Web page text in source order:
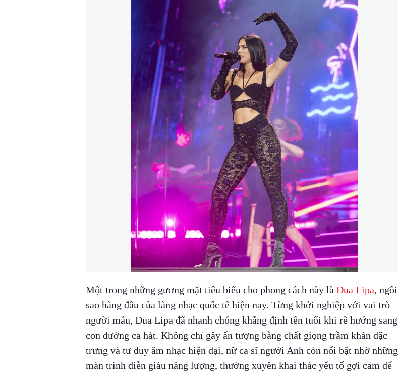
Một trong những gương mặt tiêu biểu cho phong cách này là Dua Lipa, ngôi
sao hàng đầu của làng nhạc quốc tế hiện nay. Từng khởi nghiệp với vai trò
người mẫu, Dua Lipa đã nhanh chóng khẳng định tên tuổi khi rẽ hướng sang
con đường ca hát. Không chỉ gây ấn tượng bằng chất giọng trầm khàn đặc
trưng và tư duy âm nhạc hiện đại, nữ ca sĩ người Anh còn nổi bật nhờ những
màn trình diễn giàu năng lượng, thường xuyên khai thác yếu tố gợi cảm để